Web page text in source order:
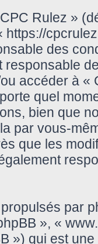
Rulez »
https://
des
responsable
accéder à
quel
bien que
par vous-
que les
par
», «
») qui est